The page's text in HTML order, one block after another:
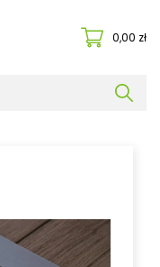
0,00 zł